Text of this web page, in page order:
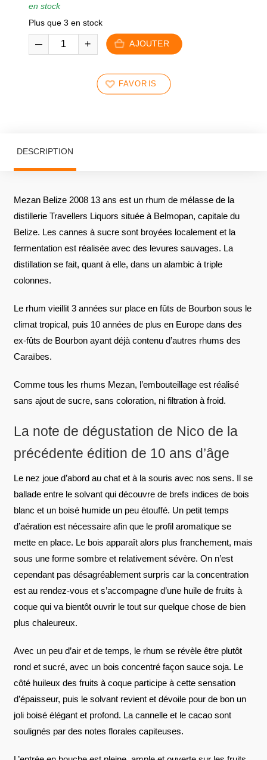
en stock
Plus que 3 en stock
AJOUTER
FAVORIS
DESCRIPTION
Mezan Belize 2008 13 ans est un rhum de mélasse de la
distillerie Travellers Liquors située à Belmopan, capitale du
Belize. Les cannes à sucre sont broyées localement et la
fermentation est réalisée avec des levures sauvages. La
distillation se fait, quant à elle, dans un alambic à triple
colonnes.
Le rhum vieillit 3 années sur place en fûts de Bourbon sous le
climat tropical, puis 10 années de plus en Europe dans des
ex-fûts de Bourbon ayant déjà contenu d’autres rhums des
Caraïbes.
Comme tous les rhums Mezan, l’embouteillage est réalisé
sans ajout de sucre, sans coloration, ni filtration à froid.
La note de dégustation de Nico de la
précédente édition de 10 ans d’âge
Le nez joue d’abord au chat et à la souris avec nos sens. Il se
ballade entre le solvant qui découvre de brefs indices de bois
blanc et un boisé humide un peu étouffé. Un petit temps
d’aération est nécessaire afin que le profil aromatique se
mette en place. Le bois apparaît alors plus franchement, mais
sous une forme sombre et relativement sévère. On n’est
cependant pas désagréablement surpris car la concentration
est au rendez-vous et s’accompagne d’une huile de fruits à
coque qui va bientôt ouvrir le tout sur quelque chose de bien
plus chaleureux.
Avec un peu d’air et de temps, le rhum se révèle être plutôt
rond et sucré, avec un bois concentré façon sauce soja. Le
côté huileux des fruits à coque participe à cette sensation
d’épaisseur, puis le solvant revient et dévoile pour de bon un
joli boisé élégant et profond. La cannelle et le cacao sont
soulignés par des notes florales capiteuses.